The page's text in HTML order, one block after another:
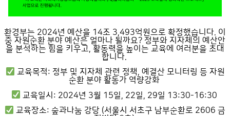
환경부는 2024년 예산을 14조 3,493억원으로 확정했습니다. 이
중 자원순환 분야 예산은 얼마나 될까요? 정부와 지자체의 예산안
을 분석하는 힘을 키우고, 활동력을 높이는 교육에 여러분을 초대
합니다.
교육목적: 정부 및 지자체 관련 정책, 예결산 모니터링 등 자원
순환 분야 활동가 역량강화
교육일시: 2024년 3월 15일, 22일, 29일 13:30-16:30
교육장소: 숲과나눔 강당 (서울시 서초구 남부순환로 2606 금